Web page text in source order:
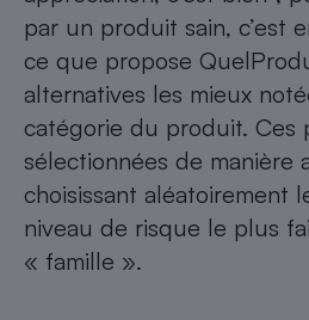
par un produit sain, c’est
ce que propose
alternatives les mieux
catégorie du produit. Ces
sélectionnées de manière
choisissant aléatoirement
niveau de risque le plus
« famille ».